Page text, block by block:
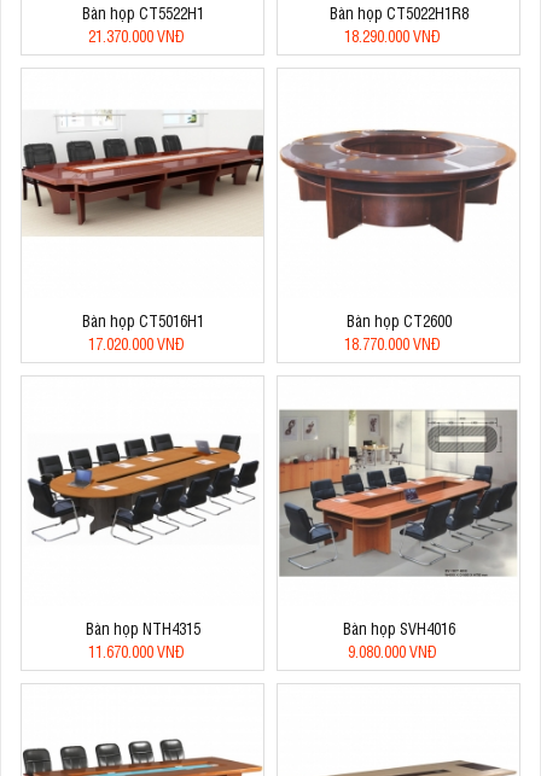
Bàn họp CT5522H1
21.370.000 VNĐ
Bàn họp CT5022H1R8
18.290.000 VNĐ
Bàn họp CT5016H1
17.020.000 VNĐ
Bàn họp CT2600
18.770.000 VNĐ
Bàn họp NTH4315
11.670.000 VNĐ
Bàn họp SVH4016
9.080.000 VNĐ